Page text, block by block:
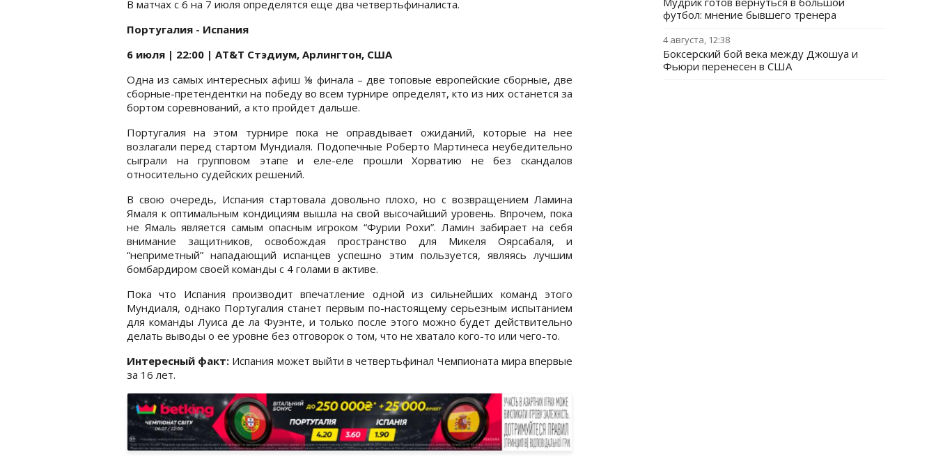
В матчах с 6 на 7 июля определятся еще два четвертьфиналиста.
Португалия - Испания
6 июля | 22:00 | AT&T Стэдиум, Арлингтон, США
Одна из самых интересных афиш ⅛ финала – две топовые европейские сборные, две
сборные-претендентки на победу во всем турнире определят, кто из них останется за
бортом соревнований, а кто пройдет дальше.
Португалия на этом турнире пока не оправдывает ожиданий, которые на нее
возлагали перед стартом Мундиаля. Подопечные Роберто Мартинеса неубедительно
сыграли на групповом этапе и еле-еле прошли Хорватию не без скандалов
относительно судейских решений.
В свою очередь, Испания стартовала довольно плохо, но с возвращением Ламина
Ямаля к оптимальным кондициям вышла на свой высочайший уровень. Впрочем, пока
не Ямаль является самым опасным игроком “Фурии Рохи”. Ламин забирает на себя
внимание защитников, освобождая пространство для Микеля Оярсабаля, и
“неприметный” нападающий испанцев успешно этим пользуется, являясь лучшим
бомбардиром своей команды с 4 голами в активе.
Пока что Испания производит впечатление одной из сильнейших команд этого
Мундиаля, однако Португалия станет первым по-настоящему серьезным испытанием
для команды Луиса де ла Фуэнте, и только после этого можно будет действительно
делать выводы о ее уровне без отговорок о том, что не хватало кого-то или чего-то.
Интересный факт: Испания может выйти в четвертьфинал Чемпионата мира впервые
за 16 лет.
футбол: мнение бывшего тренера
4 августа, 12:38
Боксерский бой века между Джошуа и
Фьюри перенесен в США